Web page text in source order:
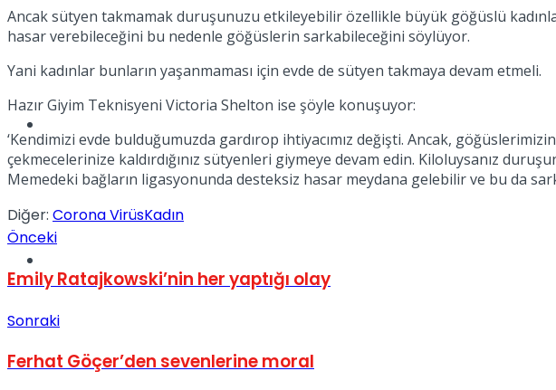
Ancak sütyen takmamak duruşunuzu etkileyebilir özellikle büyük göğüslü
hasar verebileceğini bu nedenle göğüslerin sarkabileceğini söylüyor.
Yani kadınlar bunların yaşanmaması için evde de sütyen takmaya devam etmeli.
Hazır Giyim Teknisyeni Victoria Shelton ise şöyle konuşuyor:
‘Kendimizi evde bulduğumuzda gardırop ihtiyacımız değişti. Ancak,
çekmecelerinize kaldırdığınız sütyenleri giymeye devam edin. Kiloluysanız
Memedeki bağların ligasyonunda desteksiz hasar meydana gelebilir ve bu da
Diğer: Corona VirüsKadın
Önceki
Emily Ratajkowski’nin her yaptığı olay
Sonraki
Ferhat Göçer’den sevenlerine moral